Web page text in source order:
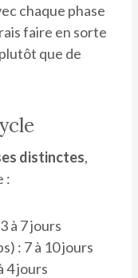
chaque phase
faire en sorte
que de
distinctes,
:
à 7 jours
: 7 à 10 jours
4 jours